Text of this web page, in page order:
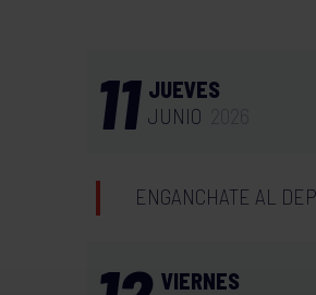
11 JUEVES
JUNIO
ENGANCHATE AL
VIERNES